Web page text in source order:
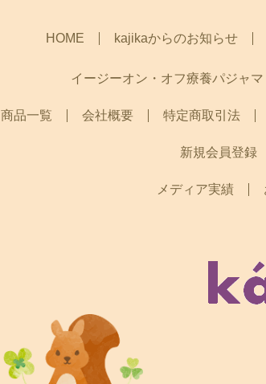
HOME kajikaからのお知らせ
イージーオン・オフ療養パジャマ
商品一覧 会社概要 特定商取引法
新規会員登録
メディア実績